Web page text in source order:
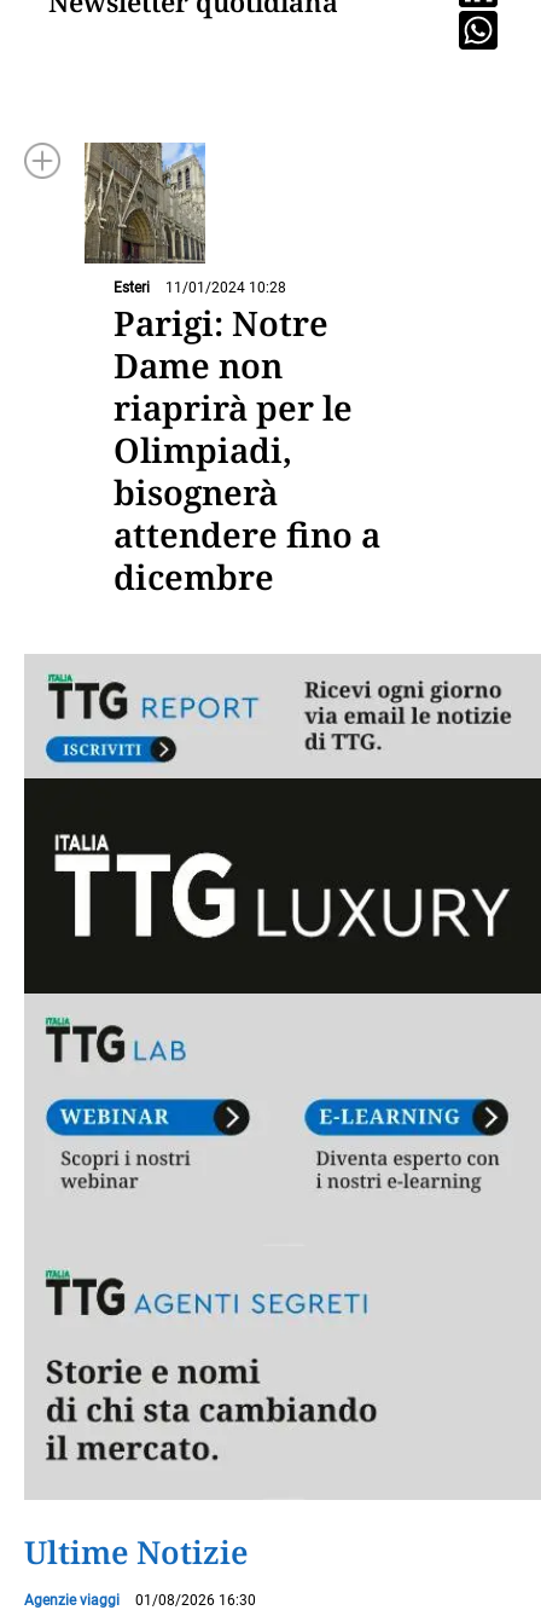
Esteri 11/01/2024 10:28
Parigi: Notre
Dame non
riaprirà per le
Olimpiadi,
bisognerà
attendere fino a
dicembre
Ultime Notizie
Agenzie viaggi 01/08/2026 16:30